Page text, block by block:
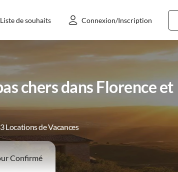
Liste de souhaits Connexion/Inscription
chers dans Florence et
Locations de Vacances
Confirmé